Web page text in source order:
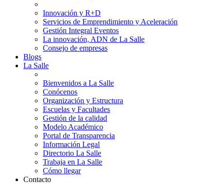
Innovación y R+D
Servicios de Emprendimiento y Aceleración
Gestión Integral Eventos
La innovación, ADN de La Salle
Consejo de empresas
Blogs
La Salle
Bienvenidos a La Salle
Conócenos
Organización y Estructura
Escuelas y Facultades
Gestión de la calidad
Modelo Académico
Portal de Transparencia
Información Legal
Directorio La Salle
Trabaja en La Salle
Cómo llegar
Contacto